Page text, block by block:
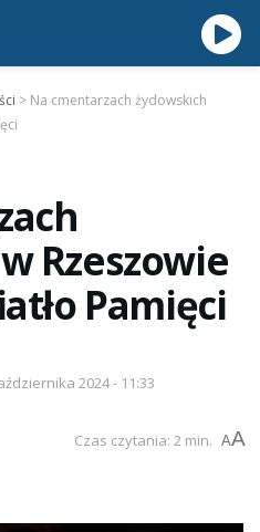
> Na cmentarzach żydowskich
Rzeszowie
Pamięci
2024 - 11:33
Czas czytania: 2 min. AA